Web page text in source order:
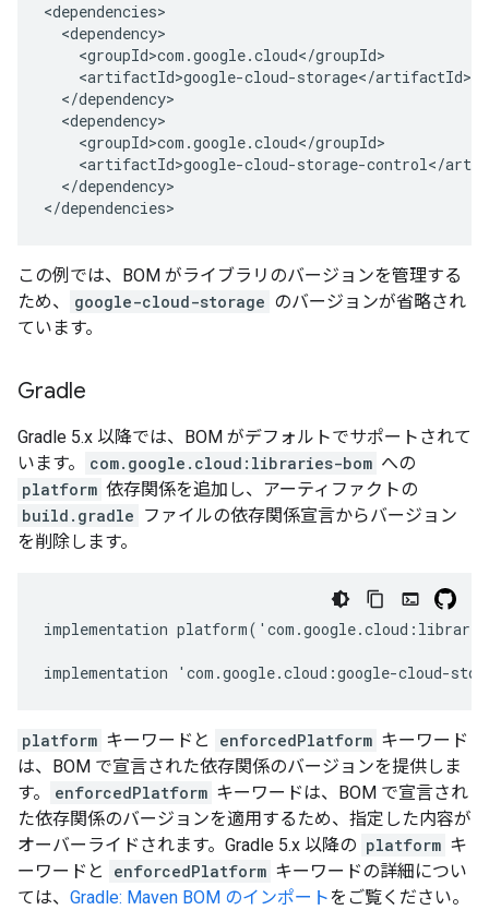
<dependencies>
  <dependency>
    <groupId>com.google.cloud</groupId>
    <artifactId>google-cloud-storage</artifactId>
  </dependency>
  <dependency>
    <groupId>com.google.cloud</groupId>
<artifactId>google-cloud-storage-control</
  </dependency>
</dependencies>
この例では、BOM がライブラリのバージョンを管理する
ため、
google-cloud-storage のバージョンが省略され
ています。
Gradle
Gradle 5.x 以降では、BOM がデフォルトでサポートされて
います。
com.google.cloud:libraries-bom への
platform 依存関係を追加し、アーティファクトの
build.gradle ファイルの依存関係宣言からバージョン
を削除します。
implementation
implementation 'com.google.cloud:google-cloud-
platform キーワードと enforcedPlatform キーワード
は、BOM で宣言された依存関係のバージョンを提供しま
す。
enforcedPlatform キーワードは、BOM で宣言され
た依存関係のバージョンを適用するため、指定した内容が
オーバーライドされます。Gradle 5.x 以降の platform キ
ーワードと
enforcedPlatform キーワードの詳細につい
ては、 Gradle: Maven BOM のインポートをご覧ください。